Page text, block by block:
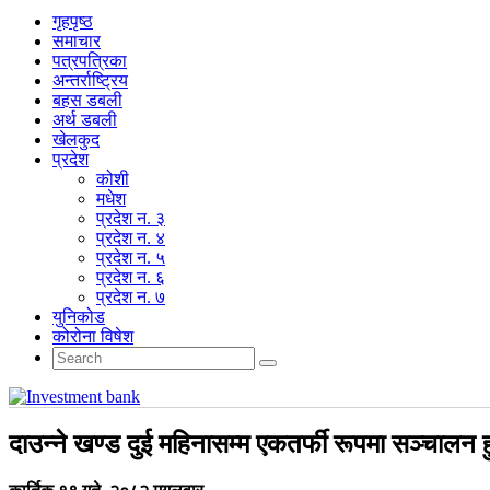
गृहपृष्‍ठ
समाचार
पत्रपत्रिका
अन्तर्राष्ट्रिय
बहस डबली
अर्थ डबली
खेलकुद
प्रदेश
कोशी
मधेश
प्रदेश न. ३
प्रदेश न. ४
प्रदेश न. ५
प्रदेश न. ६
प्रदेश न. ७
युनिकोड
कोरोना विषेश
दाउन्ने खण्ड दुई महिनासम्म एकतर्फी रूपमा सञ्चालन